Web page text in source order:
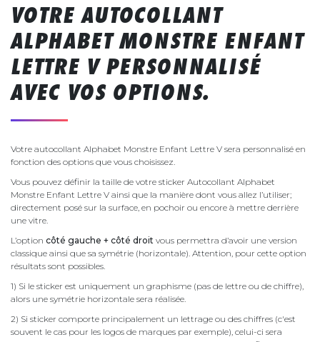
VOTRE AUTOCOLLANT
ALPHABET MONSTRE ENFANT
LETTRE V PERSONNALISÉ
AVEC VOS OPTIONS.
Votre autocollant Alphabet Monstre Enfant Lettre V sera personnalisé en
fonction des options que vous choisissez.
Vous pouvez définir la taille de votre sticker Autocollant Alphabet
Monstre Enfant Lettre V ainsi que la manière dont vous allez l’utiliser;
directement posé sur la surface, en pochoir ou encore à mettre derrière
une vitre.
L’option côté gauche + côté droit vous permettra d’avoir une version
classique ainsi que sa symétrie (horizontale). Attention, pour cette option
résultats sont possibles.
1) Si le sticker est uniquement un graphisme (pas de lettre ou de chiffre),
alors une symétrie horizontale sera réalisée.
2) Si sticker comporte principalement un lettrage ou des chiffres (c'est
souvent le cas pour les logos de marques par exemple), celui-ci sera